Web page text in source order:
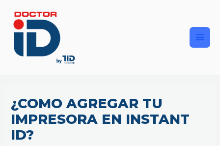
contenido
¿COMO AGREGAR TU
IMPRESORA EN INSTANT
ID?